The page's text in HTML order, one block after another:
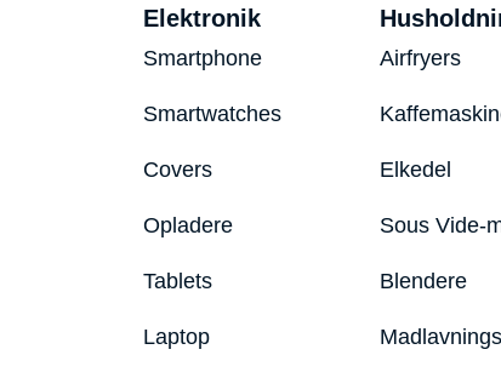
Elektronik
Smartphone
Smartwatches
Covers
Opladere
Tablets
Laptop
Airfryers
Elkedel
Sous Vide-
Blendere